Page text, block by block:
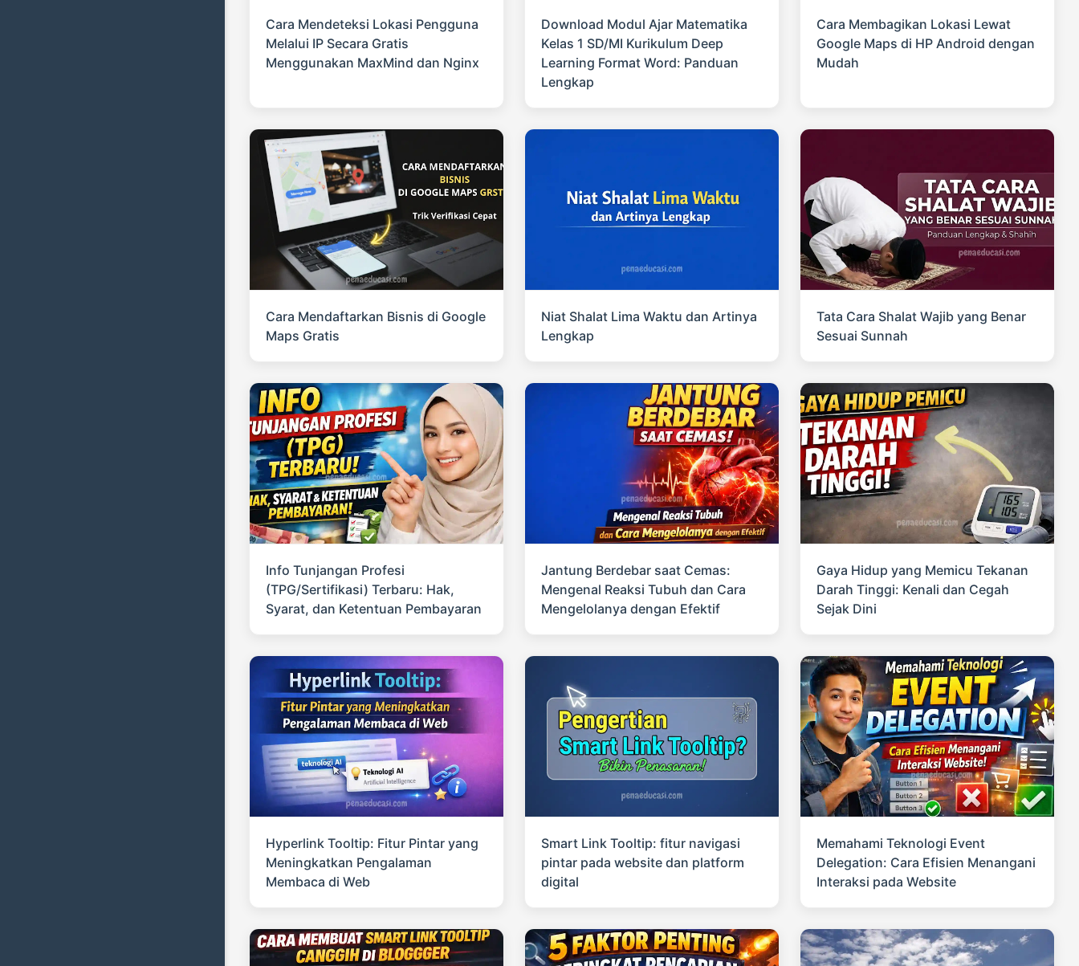
Cara Mendeteksi Lokasi Pengguna
Melalui IP Secara Gratis
Menggunakan MaxMind dan Nginx
Download Modul Ajar Matematika
Kelas 1 SD/MI Kurikulum Deep
Learning Format Word: Panduan
Lengkap
Cara Membagikan Lokasi Lewat
Google Maps di HP Android dengan
Mudah
Cara Mendaftarkan Bisnis di Google
Maps Gratis
Niat Shalat Lima Waktu dan Artinya
Lengkap
Tata Cara Shalat Wajib yang Benar
Sesuai Sunnah
Info Tunjangan Profesi
(TPG/Sertifikasi) Terbaru: Hak,
Syarat, dan Ketentuan Pembayaran
Jantung Berdebar saat Cemas:
Mengenal Reaksi Tubuh dan Cara
Mengelolanya dengan Efektif
Gaya Hidup yang Memicu Tekanan
Darah Tinggi: Kenali dan Cegah
Sejak Dini
Hyperlink Tooltip: Fitur Pintar yang
Meningkatkan Pengalaman
Membaca di Web
Smart Link Tooltip: fitur navigasi
pintar pada website dan platform
digital
Memahami Teknologi Event
Delegation: Cara Efisien Menangani
Interaksi pada Website